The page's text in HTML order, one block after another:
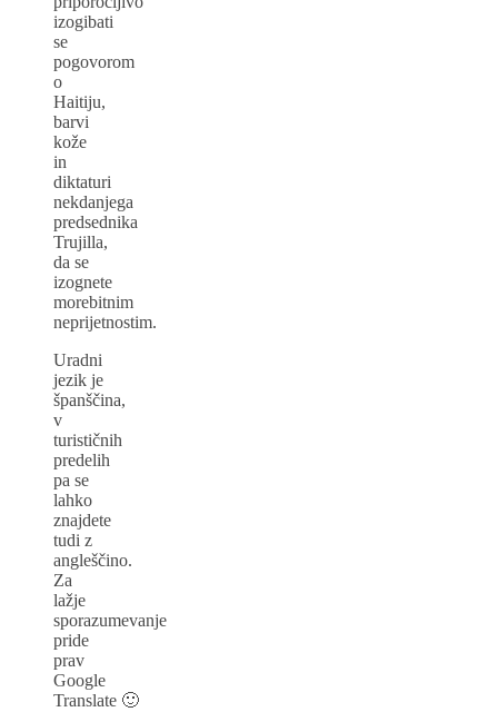
izogibati
se
pogovorom
o
Haitiju,
barvi
kože
in
diktaturi
nekdanjega
predsednika
Trujilla,
da se
izognete
morebitnim
neprijetnostim.
Uradni
jezik je
španščina,
v
turističnih
predelih
pa se
lahko
znajdete
tudi z
angleščino.
Za
lažje
sporazumevanje
pride
prav
Google
Translate 🙂